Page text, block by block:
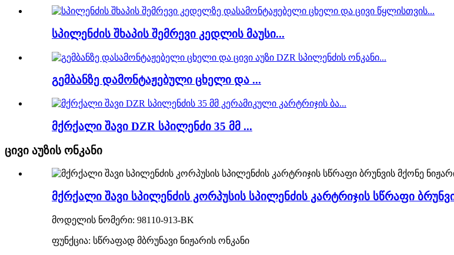
სპილენძის შხაპის შემრევი კედლის მაუსი...
გემბანზე დამონტაჟებული ცხელი და ...
მქრქალი შავი DZR სპილენძი 35 მმ ...
ცივი აუზის ონკანი
მქრქალი შავი სპილენძის კორპუსის სპილენძის კარტრიჯის სწრაფი
მოდელის ნომერი: 98110-913-BK
ფუნქცია: სწრაფად მბრუნავი ნიჟარის ონკანი